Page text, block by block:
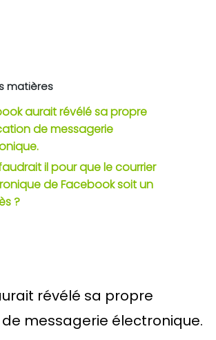
matières
aurait révélé sa propre
de messagerie
il pour que le courrier
de Facebook soit un
?
révélé sa propre
messagerie électronique.